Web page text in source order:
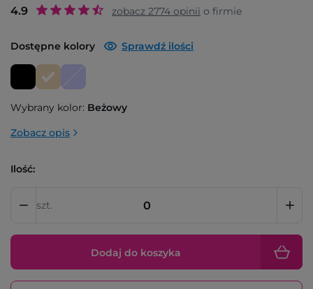
4.9 zobacz 2774 opinii o firmie
Dostępne kolory Sprawdź ilości
Wybrany kolor: Beżowy
Zobacz opis
Ilość:
szt.
Dodaj do koszyka